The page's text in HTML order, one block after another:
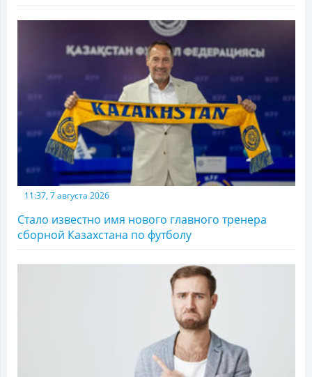
11:37, 7 августа 2026
Стало известно имя нового главного тренера
сборной Казахстана по футболу